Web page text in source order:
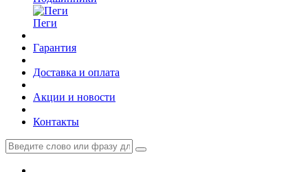
Пеги
Гарантия
Доставка и оплата
Акции и новости
Контакты